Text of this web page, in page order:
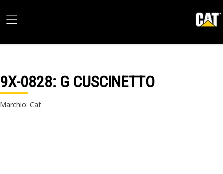
9X-0828: G CUSCINETTO
Marchio: Cat